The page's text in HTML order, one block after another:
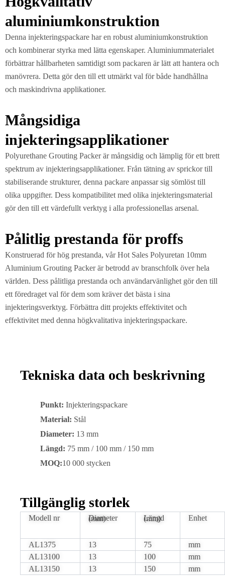
aluminiumkonstruktion
Denna injekteringspackare har en robust aluminiumkonstruktion
och kombinerar styrka med lätta egenskaper. Aluminiummaterialet
förbättrar hållbarheten samtidigt som packaren är lätt att hantera och
manövrera. Detta gör den till ett utmärkt val för både handhållna
och maskindrivna applikationer.
Mångsidiga
injekteringsapplikationer
Polyurethane Grouting Packer är mångsidig och lämplig för ett brett
spektrum av injekteringsapplikationer. Från tätning av sprickor till
stabiliserande strukturer, denna packare anpassar sig sömlöst till
olika uppgifter. Dess kompatibilitet med olika injekteringsmaterial
gör den till ett värdefullt verktyg i alla professionellas arsenal.
Pålitlig prestanda för proffs
Konstruerad för hög prestanda, vår Hot Sales Polyuretan 10mm
Aluminium Grouting Packer är betrodd av branschfolk över hela
världen. Dess pålitliga prestanda och användarvänlighet gör den till
ett föredraget val för dem som kräver det bästa i sina
injekteringsverktyg. Förbättra ditt projekts effektivitet och
effektivitet med denna högkvalitativa injekteringspackare.
Tekniska data och beskrivning
Punkt: Injekteringspackare
Material: Stål
Diameter: 13 mm
Längd: 75 mm / 100 mm / 150 mm
MOQ:10 000 stycken
Tillgänglig storlek
Modell nr Diameter (mm) Längd (mm) Enhet
AL1375 13 75
mm
AL13100
13 100
mm
AL13150
13 150 mm